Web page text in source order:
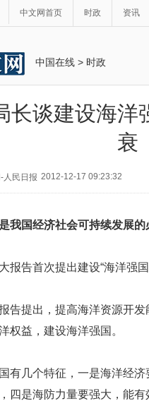
中文网首页 时政 资讯
中国在线 > 时政
长谈建设海洋
衰
人民日报 2012-12-17 09:23:32
我国经济社会可持续发展的
报告首次提出建设“海洋强
告提出，提高海洋资源开
权益，建设海洋强国。
有几个特征，一是海洋经
四是海防力量要强大，能